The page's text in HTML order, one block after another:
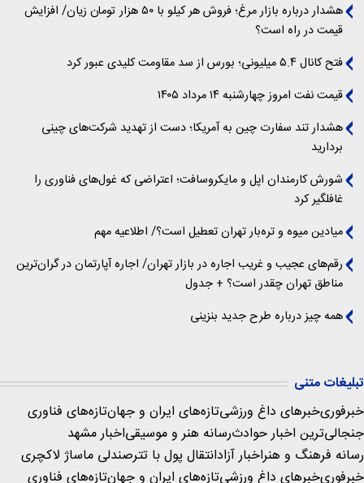
هشدار درباره بازار مرغ؛ فروش هر کیلو با ۵۰ هزار تومان زیان/ افزایش
قیمت در راه است؟
فتح کانال ۵.۴ میلیونی؛ بورس از سد مقاومت کلیدی عبور کرد
قیمت نفت امروز چهارشنبه ۱۴ مرداد ۱۴۰۵
هشدار تند سفارت چین به آمریکا؛ دست از تهدید شرکت‌های چینی
بردارید
شورش کارمندان اپل و مایکروسافت؛ اعتراضی که غول‌های فناوری را
غافلگیر کرد
میادین میوه و تره‌بار تهران تعطیل است؟/ اطلاعیه مهم
رقم‌های عجیب و غریب اجاره در بازار تهران/ اجاره آپارتمان در گران‌ترین
مناطق تهران چقدر است؟ + جدول
همه چیز درباره طرح جدید بنزینی
تبلیغات متنی
خبرفوریخبرهای داغ ورزشیتازه‌های ایران و جهانتازه‌های فناوری
جنجالی‌ترین اخبار حوادثرسانه هنر و موسیقیاخبار مشهد
رسانه فرهنگ و هنراخبار آزادانتقال پول با تترصندلی ماساژ لاکچری
خبرفوریخبرهای داغ ورزشیتازه‌های ایران و جهانتازه‌های فناوری